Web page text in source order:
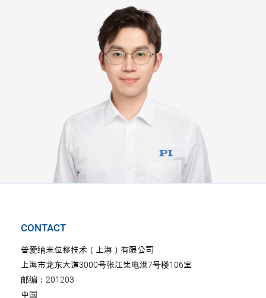
CONTACT
普爱纳米位移技术（上海）有限公司
上海市龙东大道3000号张江集电港7号楼106室
邮编：201203
中国